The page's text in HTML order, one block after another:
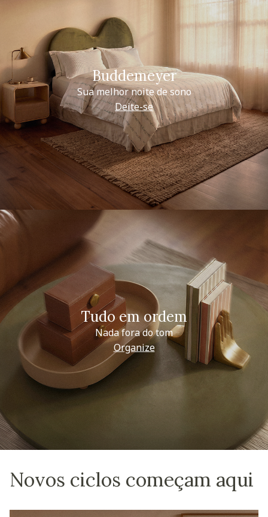
Buddemeyer
Sua melhor noite de sono
Deite-se
Tudo em ordem
Nada fora do tom
Organize
Novos ciclos começam aqui